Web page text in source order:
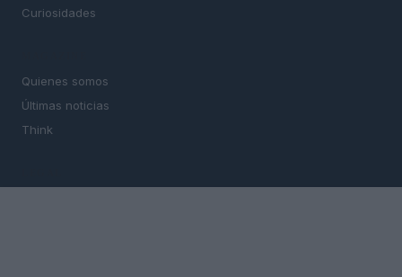
Curiosidades
Quienes somos
Últimas noticias
Think